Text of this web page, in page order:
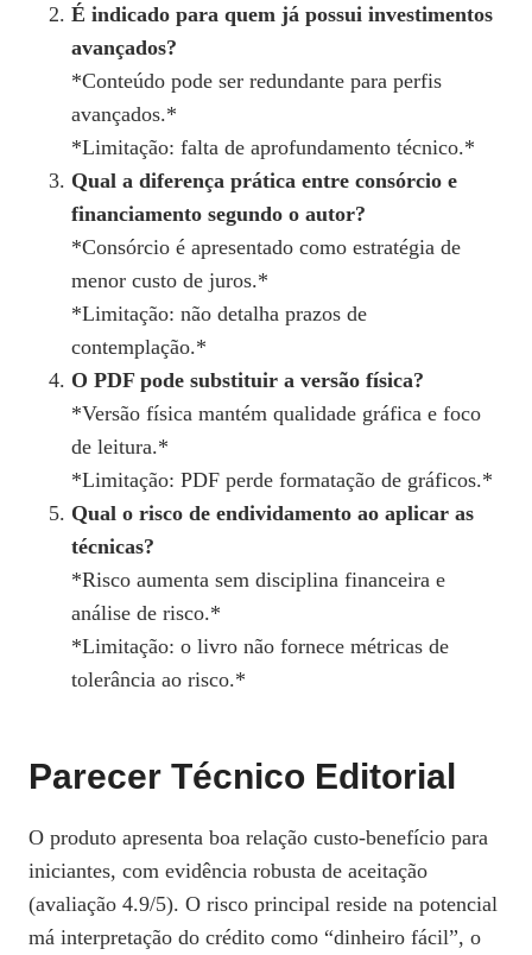
É indicado para quem já possui investimentos
avançados?
*Conteúdo pode ser redundante para perfis
avançados.*
*Limitação: falta de aprofundamento técnico.*
Qual a diferença prática entre consórcio e
financiamento segundo o autor?
*Consórcio é apresentado como estratégia de
menor custo de juros.*
*Limitação: não detalha prazos de
contemplação.*
O PDF pode substituir a versão física?
*Versão física mantém qualidade gráfica e foco
de leitura.*
*Limitação: PDF perde formatação de gráficos.*
Qual o risco de endividamento ao aplicar as
técnicas?
*Risco aumenta sem disciplina financeira e
análise de risco.*
*Limitação: o livro não fornece métricas de
tolerância ao risco.*
Parecer Técnico Editorial
O produto apresenta boa relação custo‑benefício para
iniciantes, com evidência robusta de aceitação
(avaliação 4.9/5). O risco principal reside na potencial
má interpretação do crédito como “dinheiro fácil”, o